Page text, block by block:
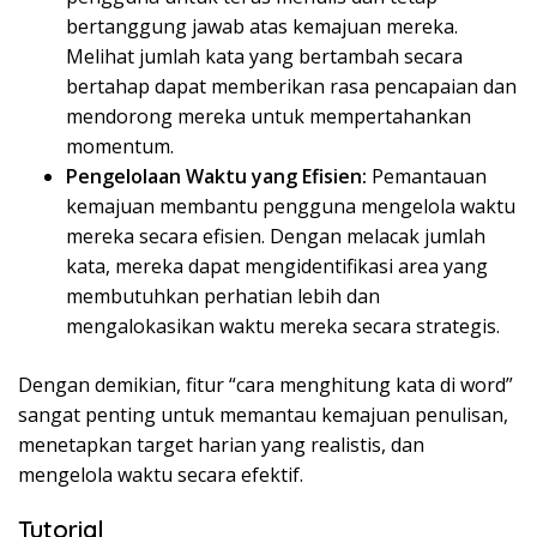
bertanggung jawab atas kemajuan mereka.
Melihat jumlah kata yang bertambah secara
bertahap dapat memberikan rasa pencapaian dan
mendorong mereka untuk mempertahankan
momentum.
Pengelolaan Waktu yang Efisien: Pemantauan
kemajuan membantu pengguna mengelola waktu
mereka secara efisien. Dengan melacak jumlah
kata, mereka dapat mengidentifikasi area yang
membutuhkan perhatian lebih dan
mengalokasikan waktu mereka secara strategis.
Dengan demikian, fitur “cara menghitung kata di word”
sangat penting untuk memantau kemajuan penulisan,
menetapkan target harian yang realistis, dan
mengelola waktu secara efektif.
Tutorial